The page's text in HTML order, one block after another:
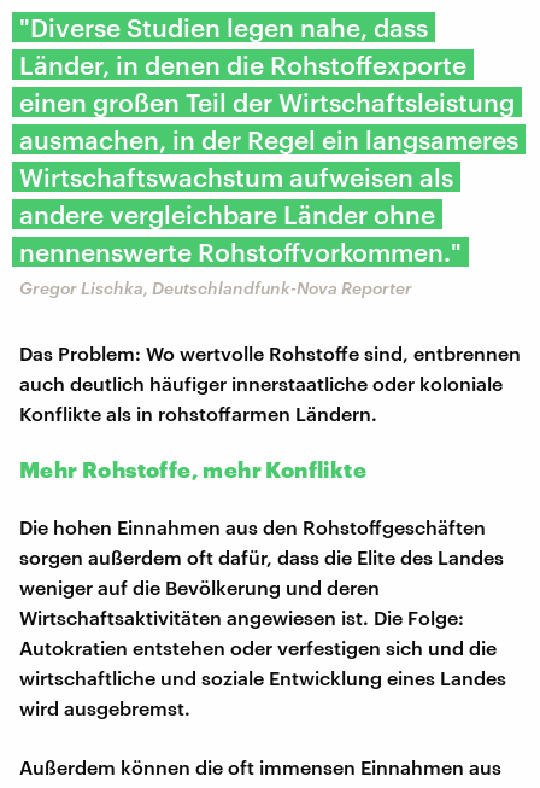
"Diverse Studien legen nahe, dass
Länder, in denen die Rohstoffexporte
einen großen Teil der Wirtschaftsleistung
ausmachen, in der Regel ein langsameres
Wirtschaftswachstum aufweisen als
andere vergleichbare Länder ohne
nennenswerte Rohstoffvorkommen."
Gregor Lischka, Deutschlandfunk-Nova Reporter
Das Problem: Wo wertvolle Rohstoffe sind, entbrennen
auch deutlich häufiger innerstaatliche oder koloniale
Konflikte als in rohstoffarmen Ländern.
Mehr Rohstoffe, mehr Konflikte
Die hohen Einnahmen aus den Rohstoffgeschäften
sorgen außerdem oft dafür, dass die Elite des Landes
weniger auf die Bevölkerung und deren
Wirtschaftsaktivitäten angewiesen ist. Die Folge:
Autokratien entstehen oder verfestigen sich und die
wirtschaftliche und soziale Entwicklung eines Landes
wird ausgebremst.
Außerdem können die oft immensen Einnahmen aus